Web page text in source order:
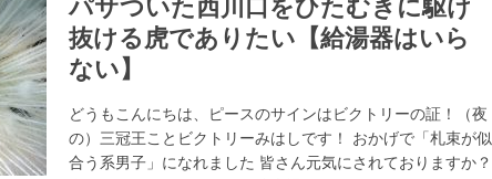
パサついた西川口をひたむきに駆け
抜ける虎でありたい【給湯器はいら
ない】
どうもこんにちは、ピースのサインはビクトリーの証！（夜
の）三冠王ことビクトリーみはしです！ おかげで「札束が似
合う系男子」になれました 皆さん元気にされておりますか？